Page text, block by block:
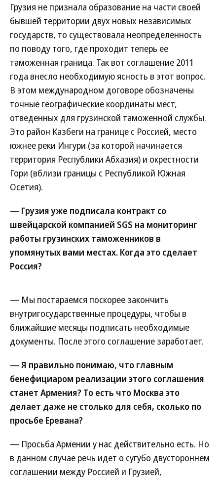
Грузия не признала образование на части своей
бывшей территории двух новых независимых
государств, то существовала неопределенность
по поводу того, где проходит теперь ее
таможенная граница. Так вот соглашение 2011
года внесло необходимую ясность в этот вопрос.
В этом международном договоре обозначены
точные географические координаты мест,
отведенных для грузинской таможенной службы.
Это район Казбеги на границе с Россией, место
южнее реки Ингури (за которой начинается
территория Республики Абхазия) и окрестности
Гори (вблизи границы с Республикой Южная
Осетия).
— Грузия уже подписала контракт со
швейцарской компанией SGS на мониторинг
работы грузинских таможенников в
упомянутых вами местах. Когда это сделает
Россия?
— Мы постараемся поскорее закончить
внутригосударственные процедуры, чтобы в
ближайшие месяцы подписать необходимые
документы. После этого соглашение заработает.
— Я правильно понимаю, что главным
бенефициаром реализации этого соглашения
станет Армения? То есть что Москва это
делает даже не столько для себя, сколько по
просьбе Еревана?
— Просьба Армении у нас действительно есть. Но
в данном случае речь идет о сугубо двустороннем
соглашении между Россией и Грузией,